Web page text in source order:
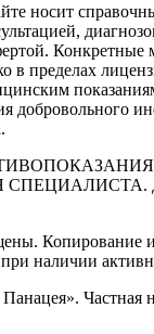
носит
Конкретные
в пределах
добровольного
СПЕЦИАЛИСТА.
Копирование
наличии
Частная